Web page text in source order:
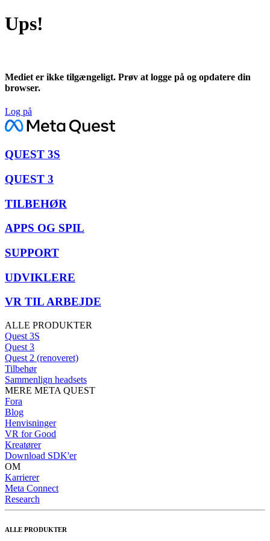
Ups!
Mediet er ikke tilgængeligt. Prøv at logge på og opdatere din
browser.
Log på
QUEST 3S
QUEST 3
TILBEHØR
APPS OG SPIL
SUPPORT
UDVIKLERE
VR TIL ARBEJDE
ALLE PRODUKTER
Quest 3S
Quest 3
Quest 2 (renoveret)
Tilbehør
Sammenlign headsets
MERE META QUEST
Fora
Blog
Henvisninger
VR for Good
Kreatører
Download SDK'er
OM
Karrierer
Meta Connect
Research
ALLE PRODUKTER